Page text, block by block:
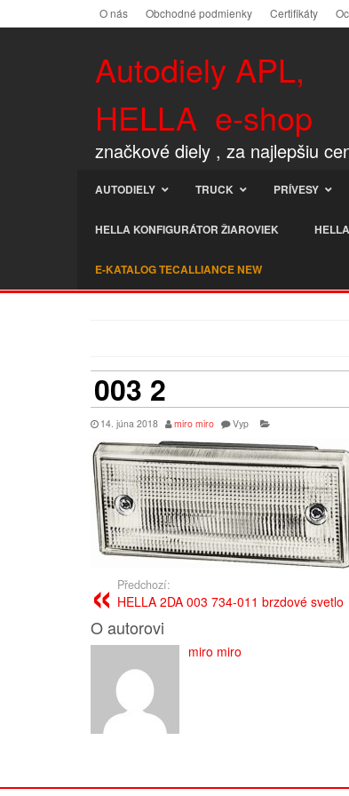
O nás Obchodné podmienky Certifikáty
Autodiely APL,
HELLA e-shop
značkové diely , za najlepšiu
AUTODIELY TRUCK PRÍVESY
HELLA KONFIGURÁTOR ŽIAROVIEK
E-KATALOG TECALLIANCE NEW
003 2
14. júna 2018 miro miro Vyp
Předchozí:
HELLA 2DA 003 734-011 brzdové svetlo
O autorovi
miro miro